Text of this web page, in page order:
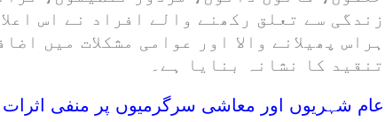
زندگی سے تعلق رکھنے والے افراد نے اس
ہراس پھیلانے والا اور عوامی مشکلات میں
تنقید کا نشانہ بنایا ہے۔
عام شہریوں اور معاشی سرگرمیوں پر منفی